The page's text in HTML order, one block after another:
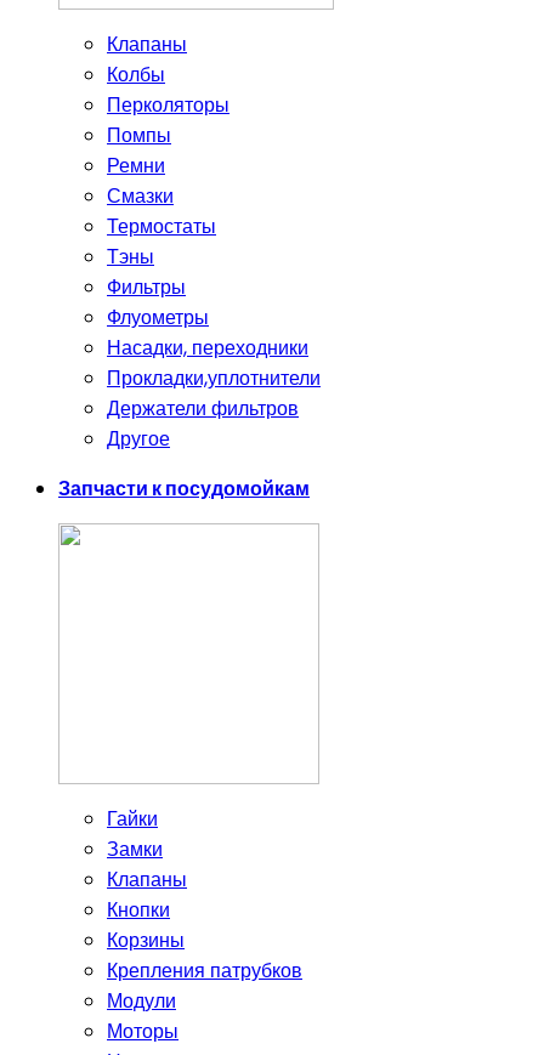
Клапаны
Колбы
Перколяторы
Помпы
Ремни
Смазки
Термостаты
Тэны
Фильтры
Флуометры
Насадки, переходники
Прокладки,уплотнители
Держатели фильтров
Другое
Запчасти к посудомойкам
Гайки
Замки
Клапаны
Кнопки
Корзины
Крепления патрубков
Модули
Моторы